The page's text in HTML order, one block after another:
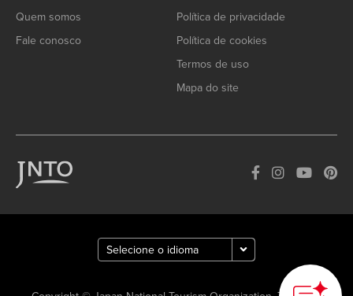
Quem somos
Fale conosco
Política de privacidade
Política de cookies
Termos de uso
Mapa do site